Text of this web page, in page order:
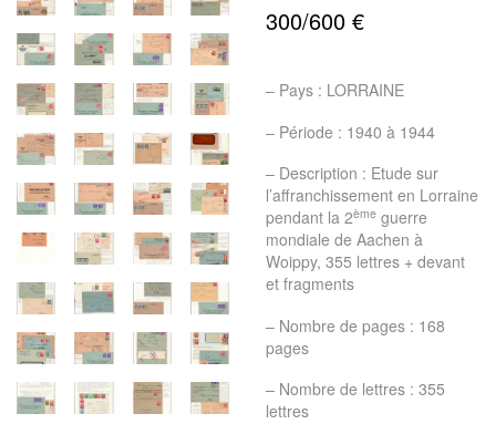
300/600 €
– Pays : LORRAINE
– Période : 1940 à 1944
– Description : Etude sur
l’affranchissement en Lorraine
pendant la 2ème guerre
mondiale de Aachen à
Woippy, 355 lettres + devant
et fragments
– Nombre de pages : 168
pages
– Nombre de lettres : 355
lettres